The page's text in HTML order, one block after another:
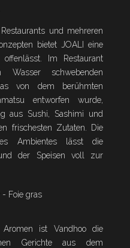
und mehreren
bietet JOALI eine
Im Restaurant
schwebenden
von dem berühmten
entworfen wurde,
aus Sushi, Sashimi und
frischesten Zutaten. Die
Ambientes lässt die
der Speisen voll zur
Aromen ist Vandhoo die
Gerichte aus dem